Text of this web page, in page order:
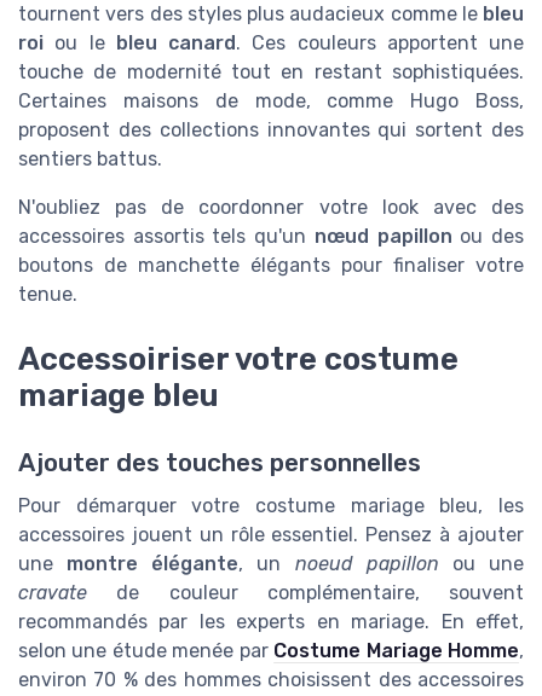
tournent vers des styles plus audacieux comme le bleu
roi ou le bleu canard. Ces couleurs apportent une
touche de modernité tout en restant sophistiquées.
Certaines maisons de mode, comme Hugo Boss,
proposent des collections innovantes qui sortent des
sentiers battus.
N'oubliez pas de coordonner votre look avec des
accessoires assortis tels qu'un nœud papillon ou des
boutons de manchette élégants pour finaliser votre
tenue.
Accessoiriser votre costume
mariage bleu
Ajouter des touches personnelles
Pour démarquer votre costume mariage bleu, les
accessoires jouent un rôle essentiel. Pensez à ajouter
une montre élégante, un noeud papillon ou une
cravate de couleur complémentaire, souvent
recommandés par les experts en mariage. En effet,
selon une étude menée par Costume Mariage Homme,
environ 70 % des hommes choisissent des accessoires